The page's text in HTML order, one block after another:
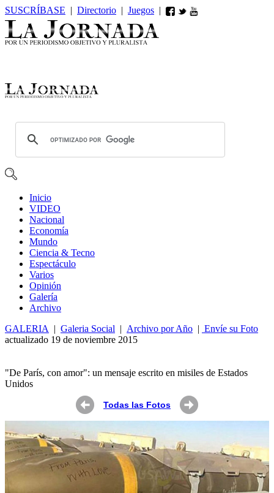
SUSCRÍBASE | Directorio | Juegos |
Inicio
VIDEO
Nacional
Economía
Mundo
Ciencia & Tecno
Espectáculo
Varios
Opinión
Galería
Archivo
GALERIA
| Galeria Social | Archivo por Año | Envíe su Foto
actualizado 19 de noviembre 2015
"De París, con amor": un mensaje escrito en misiles de Estados
Unidos
Todas las Fotos